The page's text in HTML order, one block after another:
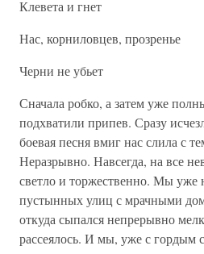
Клевета и гнет
Нас, корниловцев, прозренье
Черни не убьет
Сначала робко, а затем уже
подхватили припев. Сразу
боевая песня вмиг нас слила с
Неразрывно. Навсегда, на все
светло и торжественно. Мы уже
пустынных улиц с мрачными
откуда сыпался непрерывно
рассеялось. И мы, уже с гордым